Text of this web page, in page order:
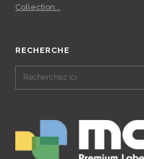
Collection...
RECHERCHE